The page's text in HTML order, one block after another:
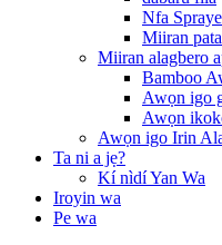
Nfa
Miiran
Miiran alagbero
Bamboo
Awọn igo
Awọn
Awọn igo Irin
Ta ni a jẹ?
Kí nìdí Yan Wa
Iroyin wa
Pe wa